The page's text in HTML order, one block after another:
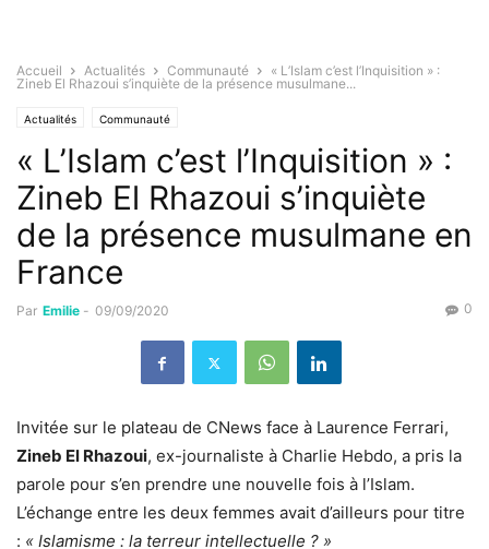
Accueil Actualités Communauté
« L’Islam c’est l’Inquisition » :
Zineb El Rhazoui s’inquiète de la présence musulmane...
Actualités Communauté
« L’Islam c’est l’Inquisition » :
Zineb El Rhazoui s’inquiète
de la présence musulmane en
France
Par Emilie - 09/09/2020 0
Invitée sur le plateau de CNews face à Laurence Ferrari,
Zineb El Rhazoui, ex-journaliste à Charlie Hebdo, a pris la
parole pour s’en prendre une nouvelle fois à l’Islam.
L’échange entre les deux femmes avait d’ailleurs pour titre
: « Islamisme : la terreur intellectuelle ? »